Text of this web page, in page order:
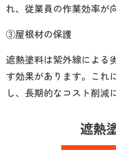
れ、従業員の作業効率が
③屋根材の保護
遮熱塗料は紫外線による
す効果があります。これ
し、長期的なコスト削減
遮熱